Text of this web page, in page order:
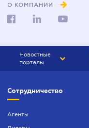
О КОМПАНИИ
Новостные
порталы
БИЗНЕС
Сотрудничество
Агенты